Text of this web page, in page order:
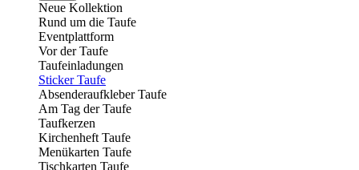
Neue Kollektion
Rund um die Taufe
Eventplattform
Vor der Taufe
Taufeinladungen
Sticker Taufe
Absenderaufkleber Taufe
Am Tag der Taufe
Taufkerzen
Kirchenheft Taufe
Menükarten Taufe
Tischkarten Taufe